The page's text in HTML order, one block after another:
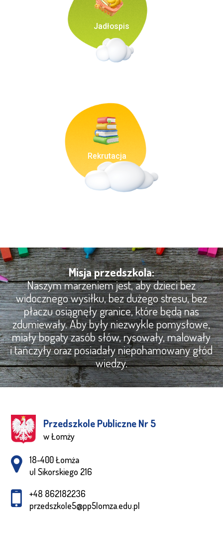
Jadłospis
Rekrutacja
Misja przedszkola:
Naszym marzeniem jest, aby dzieci bez
widocznego wysiłku, bez dużego stresu, bez
płaczu osiągnęły granice, które będą nas
zdumiewały. Aby były niezwykle pomysłowe,
miały bogaty zasób słów, rysowały, malowały
i tańczyły oraz posiadały niepohamowany głód
wiedzy.
Przedszkole Publiczne Nr 5
w Łomży
Adres pocztowy:
18-400 Łomża
ul Sikorskiego 216
+48 862182236
przedszkole5@pp5lomza.edu.pl